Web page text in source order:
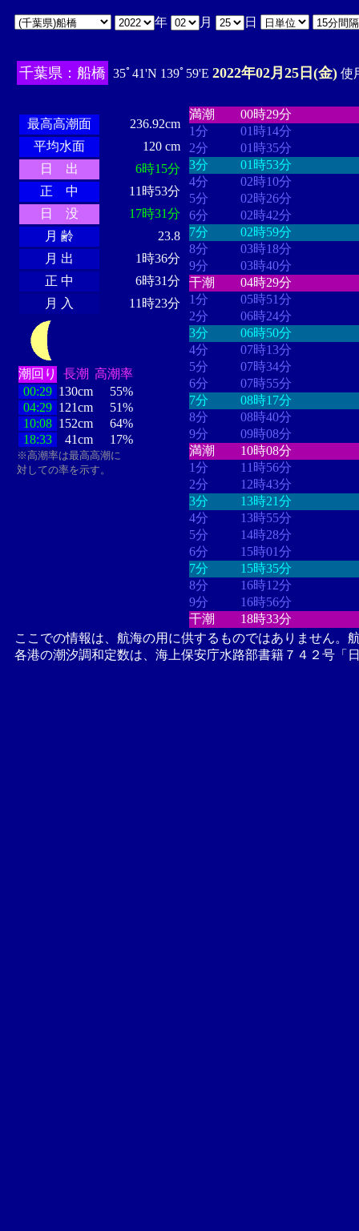
年 月 日
千葉県：船橋 35ﾟ41'N 139ﾟ59'E 2022年02月25日(金) 使
最高高潮面
236.92cm
平均水面
120 cm
日 出
6時15分
正 中
11時53分
日 没
17時31分
月 齢
23.8
月 出
1時36分
正 中
6時31分
月 入
11時23分
潮回り 長潮 高潮率
00:29 130cm
55%
04:29 121cm
51%
10:08 152cm
64%
18:33
41cm 17%
※高潮率は最高高潮に
対しての率を示す。
満潮
00時29分
1分
01時14分
2分
01時35分
3分
01時53分
4分
02時10分
5分
02時26分
6分
02時42分
7分
02時59分
8分
03時18分
9分
03時40分
干潮
04時29分
1分
05時51分
2分
06時24分
3分
06時50分
4分
07時13分
5分
07時34分
6分
07時55分
7分
08時17分
8分
08時40分
9分
09時08分
満潮
10時08分
1分
11時56分
2分
12時43分
3分
13時21分
4分
13時55分
5分
14時28分
6分
15時01分
7分
15時35分
8分
16時12分
9分
16時56分
干潮
18時33分
ここでの情報は、航海の用に供するものではありません。
各港の潮汐調和定数は、海上保安庁水路部書籍７４２号「